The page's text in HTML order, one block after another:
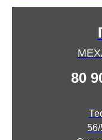
80
56/